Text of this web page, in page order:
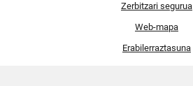
Zerbitzari segurua
Web-mapa
Erabilerraztasuna